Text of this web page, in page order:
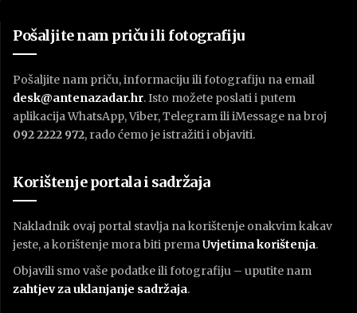
Pošaljite nam priču ili fotografiju
Pošaljite nam priču, informaciju ili fotografiju na email
desk@antenazadar.hr. Isto možete poslati i putem
aplikacija WhatsApp, Viber, Telegram ili iMessage na broj
092 2222 972, rado ćemo je istražiti i objaviti.
Korištenje portala i sadržaja
Nakladnik ovaj portal stavlja na korištenje onakvim kakav
jeste, a korištenje mora biti prema Uvjetima korištenja.
Objavili smo vaše podatke ili fotografiju – uputite nam
zahtjev za uklanjanje sadržaja.